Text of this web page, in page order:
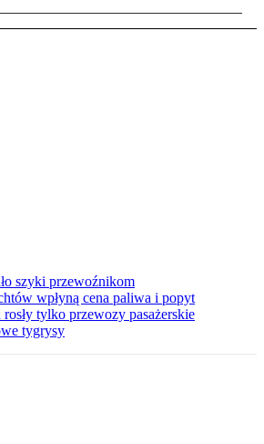
szyki przewoźnikom
wpłyną cena paliwa i popyt
tylko przewozy pasażerskie
tygrysy